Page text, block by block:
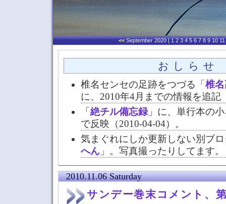
<< September 2020| 1 2 3 4 5 6 7 8 9 10
おしらせ
椎名センセの足跡をつづる「 椎
に、2010年4月までの情報を追記
「 絶チル備忘録」に、単行本の
で反映（2010-04-04）。
気まぐれにしか更新しない別ブ
へん」。写真撮ったりしてます。
2010.11.06 Saturday
サンデー巻末コメント、